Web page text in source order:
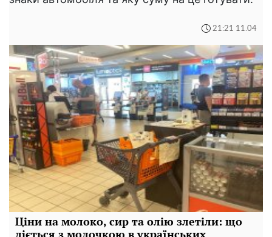
21:21 11.04
Ціни на молоко, сир та олію злетіли: що